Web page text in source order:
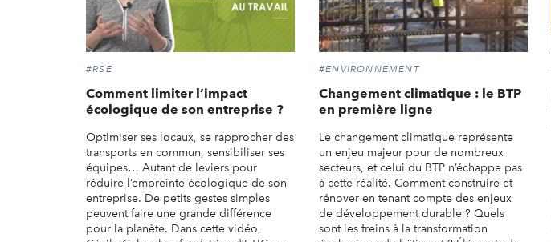
#RSE
Comment limiter l’impact
écologique de son entreprise ?
Optimiser ses locaux, se rapprocher des
transports en commun, sensibiliser ses
équipes… Autant de leviers pour
réduire l’empreinte écologique de son
entreprise. De petits gestes simples
peuvent faire une grande différence
pour la planète. Dans cette vidéo,
#ENVIRONNEMENT
Changement climatique : le BTP
en première ligne
Le changement climatique représente
un enjeu majeur pour de nombreux
secteurs, et celui du BTP n’échappe pas
à cette réalité. Comment construire et
rénover en tenant compte des enjeux
de développement durable ? Quels
sont les freins à la transformation